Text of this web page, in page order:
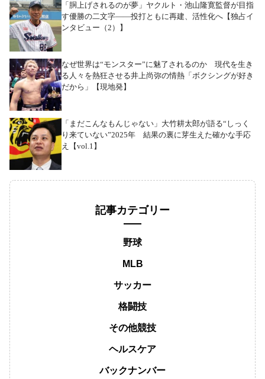
「胴上げされるのが夢」ヤクルト・池山隆寛監督が目指
す優勝の二文字――投打ともに再建、活性化へ【独占イ
ンタビュー（2）】
なぜ世界は“モンスター”に魅了されるのか 現代を生き
る人々を熱狂させる井上尚弥の情熱「ボクシングが好き
だから」【現地発】
「まだこんなもんじゃない」大竹耕太郎が語る“しっく
り来ていない”2025年 結果の裏に芽生えた確かな手応
え【vol.1】
記事カテゴリー
野球
MLB
サッカー
格闘技
その他競技
ヘルスケア
バックナンバー